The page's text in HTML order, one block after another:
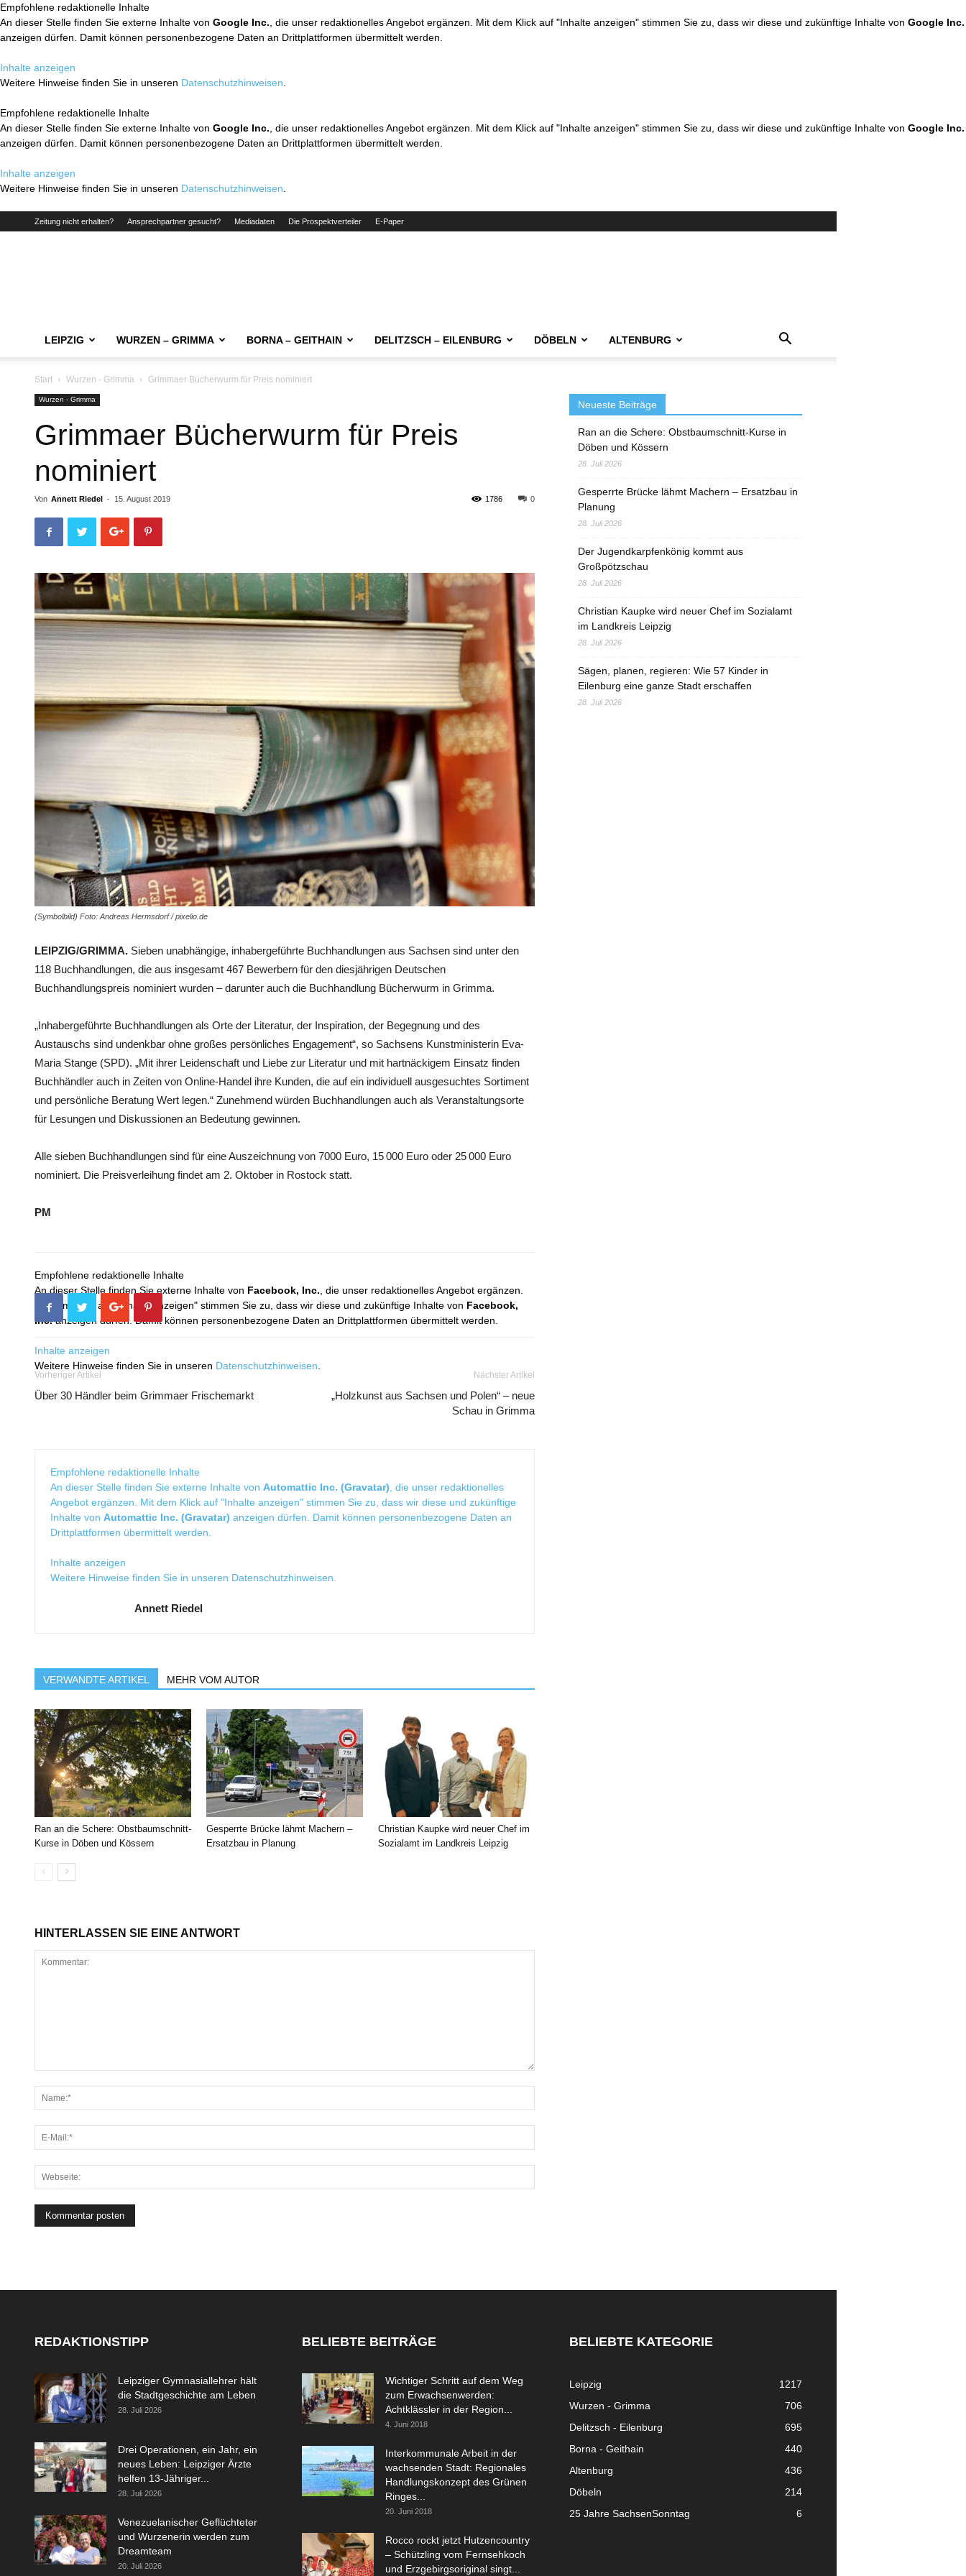
Empfohlene redaktionelle Inhalte
An dieser Stelle finden Sie externe Inhalte von Google Inc. , die unser redaktionelles Angebot ergänzen. Mit dem Klick auf "Inhalte anzeigen" stimmen Sie zu, dass wir diese und zukünftige Inhalte von Google Inc.
anzeigen dürfen. Damit können personenbezogene Daten an Drittplattformen übermittelt werden.
Inhalte anzeigen
Weitere Hinweise finden Sie in unseren Datenschutzhinweisen
Empfohlene redaktionelle Inhalte
An dieser Stelle finden Sie externe Inhalte von Google Inc. , die unser redaktionelles Angebot ergänzen. Mit dem Klick auf "Inhalte anzeigen" stimmen Sie zu, dass wir diese und zukünftige Inhalte von Google Inc.
anzeigen dürfen. Damit können personenbezogene Daten an Drittplattformen übermittelt werden.
Inhalte anzeigen
Weitere Hinweise finden Sie in unseren Datenschutzhinweisen
Zeitung nicht erhalten? Ansprechpartner gesucht? Mediadaten Die Prospektverteiler E-Paper
LEIPZIG WURZEN – GRIMMA BORNA – GEITHAIN DELITZSCH – EILENBURG DÖBELN ALTENBURG
Start Wurzen - Grimma Grimmaer Bücherwurm für Preis nominiert
Wurzen - Grimma
Grimmaer Bücherwurm für Preis
nominiert
Von Annett Riedel - 15. August 2019 0
1786
(Symbolbild) Foto: Andreas Hermsdorf / pixelio.de
LEIPZIG/GRIMMA. Sieben unabhängige, inhabergeführte Buchhandlungen aus Sachsen sind unter den
118 Buchhandlungen, die aus insgesamt 467 Bewerbern für den diesjährigen Deutschen
Buchhandlungspreis nominiert wurden – darunter auch die Buchhandlung Bücherwurm in Grimma.
„Inhabergeführte Buchhandlungen als Orte der Literatur, der Inspiration, der Begegnung und des
Austauschs sind undenkbar ohne großes persönliches Engagement“, so Sachsens Kunstministerin Eva-
Maria Stange (SPD). „Mit ihrer Leidenschaft und Liebe zur Literatur und mit hartnäckigem Einsatz finden
Buchhändler auch in Zeiten von Online-Handel ihre Kunden, die auf ein individuell ausgesuchtes Sortiment
und persönliche Beratung Wert legen.“ Zunehmend würden Buchhandlungen auch als Veranstaltungsorte
für Lesungen und Diskussionen an Bedeutung gewinnen.
Alle sieben Buchhandlungen sind für eine Auszeichnung von 7000 Euro, 15 000 Euro oder 25 000 Euro
nominiert. Die Preisverleihung findet am 2. Oktober in Rostock statt.
PM
Empfohlene redaktionelle Inhalte
An dieser Stelle finden Sie externe Inhalte von Facebook, Inc. , die unser redaktionelles Angebot ergänzen.
Mit dem Klick auf "Inhalte anzeigen" stimmen Sie zu, dass wir diese und zukünftige Inhalte von Facebook,
Inc.anzeigen dürfen. Damit können personenbezogene Daten an Drittplattformen übermittelt werden.
Inhalte anzeigen
Weitere Hinweise finden Sie in unseren Datenschutzhinweisen
Vorheriger Artikel
Über 30 Händler beim Grimmaer Frischemarkt
Nächster Artikel
„Holzkunst aus Sachsen und Polen“ – neue
Schau in Grimma
Empfohlene redaktionelle Inhalte
An dieser Stelle finden Sie externe Inhalte von Automattic Inc. (Gravatar) , die unser redaktionelles
Angebot ergänzen. Mit dem Klick auf "Inhalte anzeigen" stimmen Sie zu, dass wir diese und zukünftige
Inhalte von Automattic Inc. (Gravatar) anzeigen dürfen. Damit können personenbezogene Daten an
Drittplattformen übermittelt werden.
Inhalte anzeigen
Weitere Hinweise finden Sie in unseren Datenschutzhinweisen
Annett Riedel
VERWANDTE ARTIKEL MEHR VOM AUTOR
Ran an die Schere: Obstbaumschnitt-
Kurse in Döben und Kössern
Gesperrte Brücke lähmt Machern –
Ersatzbau in Planung
Christian Kaupke wird neuer Chef im
Sozialamt im Landkreis Leipzig
HINTERLASSEN SIE EINE ANTWORT
Neueste Beiträge
Ran an die Schere: Obstbaumschnitt-Kurse in
Döben und Kössern
28. Juli 2026
Gesperrte Brücke lähmt Machern – Ersatzbau in
Planung
28. Juli 2026
Der Jugendkarpfenkönig kommt aus
Großpötzschau
28. Juli 2026
Christian Kaupke wird neuer Chef im Sozialamt
im Landkreis Leipzig
28. Juli 2026
Sägen, planen, regieren: Wie 57 Kinder in
Eilenburg eine ganze Stadt erschaffen
28. Juli 2026
REDAKTIONSTIPP
Leipziger Gymnasiallehrer hält
die Stadtgeschichte am Leben
28. Juli 2026
Drei Operationen, ein Jahr, ein
neues Leben: Leipziger Ärzte
helfen 13-Jähriger...
28. Juli 2026
Venezuelanischer Geflüchteter
und Wurzenerin werden zum
Dreamteam
20. Juli 2026
BELIEBTE BEITRÄGE
Wichtiger Schritt auf dem Weg
zum Erwachsenwerden:
Achtklässler in der Region...
4. Juni 2018
Interkommunale Arbeit in der
wachsenden Stadt: Regionales
Handlungskonzept des Grünen
Ringes...
20. Juni 2018
Rocco rockt jetzt Hutzencountry
– Schützling vom Fernsehkoch
und Erzgebirgsoriginal singt...
BELIEBTE KATEGORIE
Leipzig
1217
Wurzen - Grimma
706
Delitzsch - Eilenburg
695
Borna - Geithain
440
Altenburg
436
Döbeln
214
25 Jahre SachsenSonntag
6